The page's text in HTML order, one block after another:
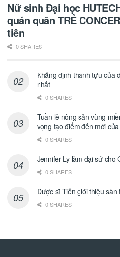
Nữ sinh Đại học
quán quân TRẺ
tiên
0 SHARES
Khẳng định thành tựu của
nhất
0 SHARES
Tuần lễ nông sản vùng
vọng tạo điểm đến mới
0 SHARES
Jennifer Ly làm đại sứ cho
0 SHARES
Dược sĩ Tiến giới thiệu
0 SHARES